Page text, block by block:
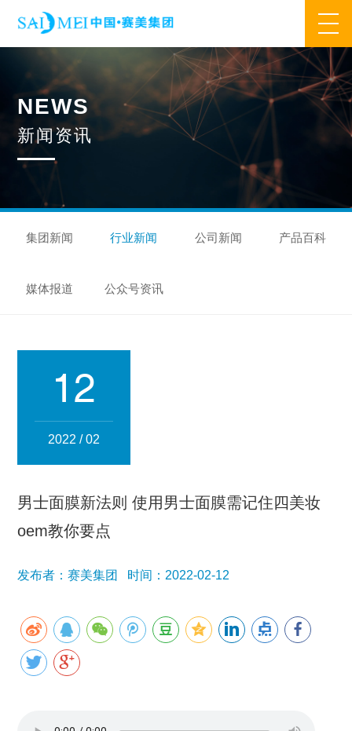
业务范围
核心业务 合作模式 合作流程 产品中心
研发优势 管理优势 品质优势 产能优势
设备优势
集万草® 完美宜生® 抖抖舒®
赛美化妆品 赛美医药
人事管理
领导团队 业务精英
新闻资讯
公众号资讯
联系我们
NEWS
新闻资讯
集团新闻 行业新闻 公司新闻 产品百科
媒体报道 公众号资讯
12
2022 / 02
男士面膜新法则 使用男士面膜需记住四美妆
oem教你要点
发布者：赛美集团 时间：2022-02-12